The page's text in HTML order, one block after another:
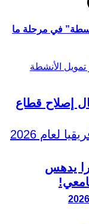
في مرحلة ما
إصلاح قطاع
يدهس